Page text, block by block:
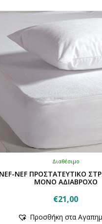
Διαθέσιμο
NEF-NEF ΠΡΟΣΤΑΤΕΥΤΙΚΟ
ΜΟΝΟ ΑΔΙΑΒΡΟΧΟ
€21,00
Προσθήκη στα